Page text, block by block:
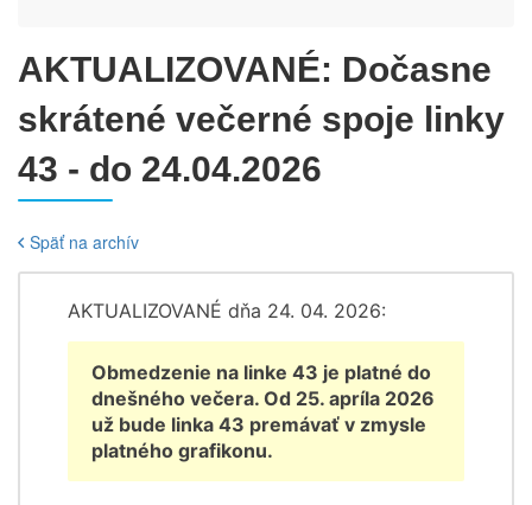
AKTUALIZOVANÉ: Dočasne
skrátené večerné spoje linky
43 - do 24.04.2026
Späť na archív
AKTUALIZOVANÉ dňa 24. 04. 2026:
Obmedzenie na linke 43 je platné do
dnešného večera. Od 25. apríla 2026
už bude linka 43 premávať v zmysle
platného grafikonu.